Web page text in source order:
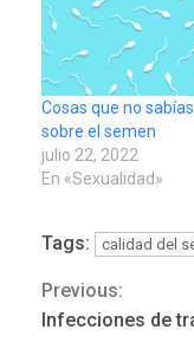
Cosas que no sabías
sobre el semen
julio 22, 2022
En «Sexualidad»
Tags: calidad del
Continue
Previous:
Infecciones de
3